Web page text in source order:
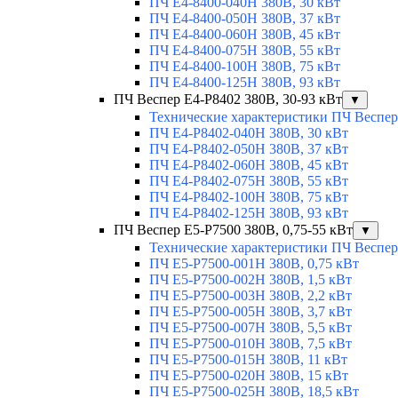
ПЧ Е4-8400-050Н 380В, 37 кВт
ПЧ Е4-8400-060Н 380В, 45 кВт
ПЧ E4-8400-075H 380В, 55 кВт
ПЧ E4-8400-100H 380В, 75 кВт
ПЧ E4-8400-125H 380В, 93 кВт
ПЧ Веспер E4-P8402 380В, 30-93 кВт
▼
Технические характеристики ПЧ
ПЧ Е4-P8402-040Н 380В, 30 кВт
ПЧ Е4-P8402-050Н 380В, 37 кВт
ПЧ Е4-P8402-060Н 380В, 45 кВт
ПЧ Е4-P8402-075Н 380В, 55 кВт
ПЧ Е4-P8402-100Н 380В, 75 кВт
ПЧ Е4-P8402-125Н 380В, 93 кВт
ПЧ Веспер E5-P7500 380В, 0,75-55 кВт
▼
Технические характеристики ПЧ
ПЧ E5-Р7500-001H 380В, 0,75 кВт
ПЧ E5-Р7500-002H 380В, 1,5 кВт
ПЧ E5-Р7500-003H 380В, 2,2 кВт
ПЧ E5-Р7500-005H 380В, 3,7 кВт
ПЧ E5-Р7500-007H 380В, 5,5 кВт
ПЧ E5-Р7500-010H 380В, 7,5 кВт
ПЧ E5-Р7500-015H 380В, 11 кВт
ПЧ E5-Р7500-020H 380В, 15 кВт
ПЧ E5-Р7500-025H 380В, 18,5 кВт